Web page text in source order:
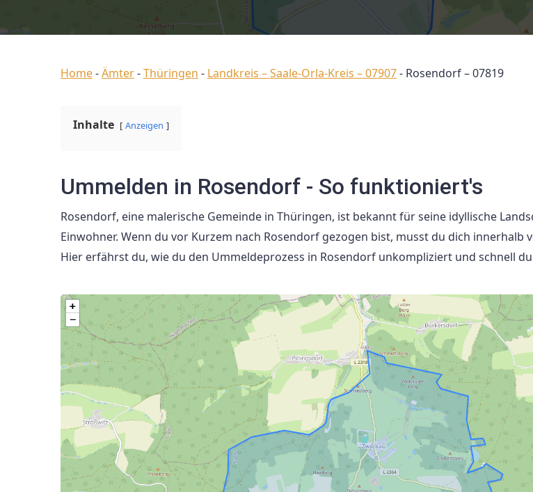
Home-Ämter-Thüringen - Landkreis – Saale-Orla-Kreis – 07907- Rosendorf – 07819
Inhalte Anzeigen
Ummelden in Rosendorf - So funktioniert's
Rosendorf, eine malerische Gemeinde in Thüringen, ist bekannt für seine idyllische
Einwohner. Wenn du vor Kurzem nach Rosendorf gezogen bist, musst du dich innerhalb
Hier erfährst du, wie du den Ummeldeprozess in Rosendorf unkompliziert und schnell